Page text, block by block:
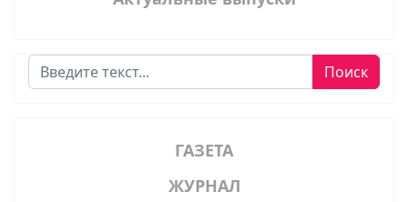
Поиск Поиск
ГАЗЕТА
ЖУРНАЛ